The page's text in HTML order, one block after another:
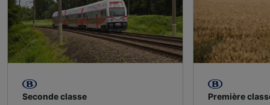
Seconde classe Première